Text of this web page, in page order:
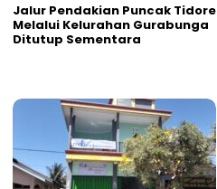
Jalur Pendakian Puncak Tidore
Melalui Kelurahan Gurabunga
Ditutup Sementara